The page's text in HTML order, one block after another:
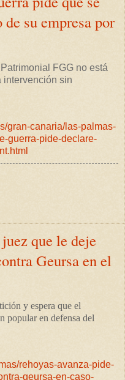
su empresa por
FGG no está
intervención sin
gran-canaria/las-palmas-
guerra-pide-declare-
que le deje
Geursa en el
y espera que el
popular en defensa del
rehoyas-avanza-pide-
geursa-en-caso-